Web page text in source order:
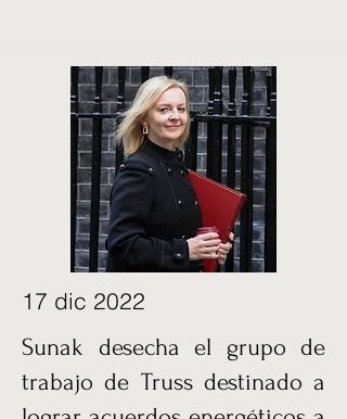
17 dic 2022
Sunak desecha el grupo de
trabajo de Truss destinado a